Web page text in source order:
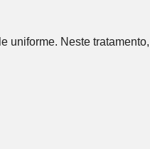
uniforme. Neste